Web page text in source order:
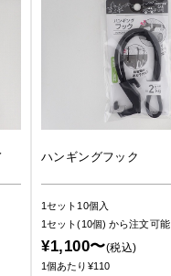
ハンギングフック
1セット10個入
1セット(10個)から注文可能
¥1,100〜(税込)
1個あたり¥110